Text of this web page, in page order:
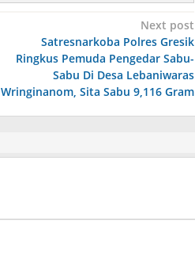
Next post
Satresnarkoba Polres Gresik
Ringkus Pemuda Pengedar Sabu-
Sabu Di Desa Lebaniwaras
Wringinanom, Sita Sabu 9,116 Gram